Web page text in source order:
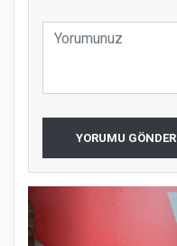
YORUMU GÖNDER